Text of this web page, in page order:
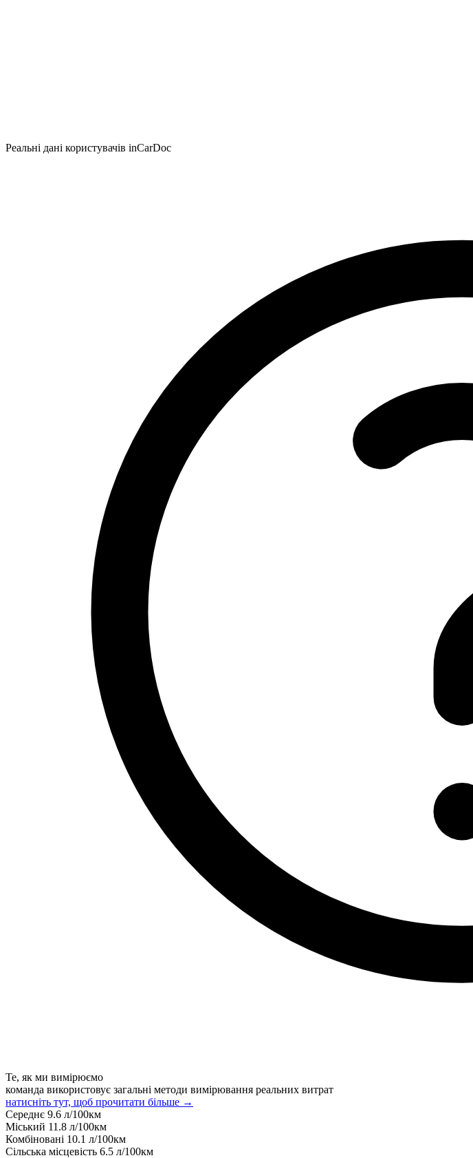
Реальні дані користувачів inCarDoc
Те, як ми вимірюємо
команда використовує загальні методи вимірювання реальних витрат
натисніть тут, щоб прочитати більше →
Середнє 9.6 л/100км
Міський 11.8 л/100км
Комбіновані 10.1 л/100км
Сільська місцевість 6.5 л/100км